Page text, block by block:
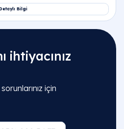
ihtiyacınız
için